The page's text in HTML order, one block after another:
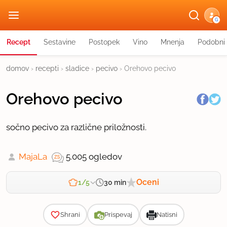
G
Recept Sestavine Postopek Vino Mnenja
domov › recepti › sladice › pecivo › Orehovo pecivo
Orehovo pecivo
sočno pecivo za različne priložnosti.
MajaLa 5.005 ogledov
1/5 30 min Oceni
Shrani Prispevaj Natisni